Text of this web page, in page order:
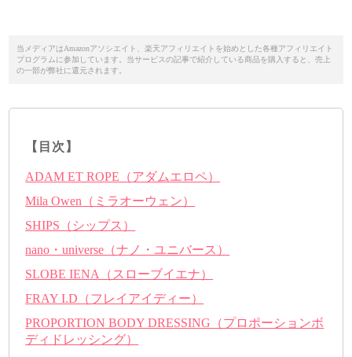
当メディアはAmazonアソシエイト、楽天アフィリエイトを始めとした各種アフィリエイト
プログラムに参加しています。当サービスの記事で紹介している商品を購入すると、売上
の一部が弊社に還元されます。
【目次】
ADAM ET ROPE（アダムエロペ）
Mila Owen（ミラオーウェン）
SHIPS（シップス）
nano・universe（ナノ・ユニバース）
SLOBE IENA（スローブイエナ）
FRAY I.D（フレイアイディー）
PROPORTION BODY DRESSING（プロポーションボ
ディドレッシング）